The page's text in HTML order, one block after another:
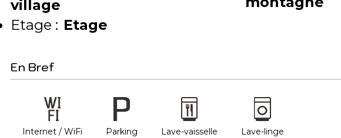
village
Etage : Etage
En Bref
Internet / WiFi Parking Lave-vaisselle Lave-linge